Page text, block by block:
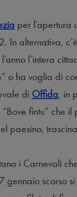
per l’apertura
In alternativa,
l’intera
o ha voglia di
di Offida, in
fintu” che
paesino,
i Carnevali
gennaio scorso